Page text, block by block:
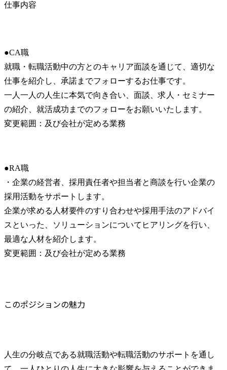
仕事内容
●CA職
就職・転職活動中の方とのキャリア面談を通じて、適切な
仕事を紹介し、承諾までフォローするお仕事です。
一人一人の人生に本気で向き合い、面談、求人・セミナー
の紹介、就活成功までのフォローをお願いいたします。
変更範囲：及び会社が定める業務
●RA職
・企業の経営者、採用責任者や担当者と商談を行い企業の
採用活動をサポートします。
企業が求める人材要件のすり合わせや採用手法のアドバイ
スといった、ソリューションについてヒアリングを行い、
最適な人材を紹介します。
変更範囲：及び会社が定める業務
このポジションの魅力
人生の分岐点である就職活動や転職活動のサポートを通し